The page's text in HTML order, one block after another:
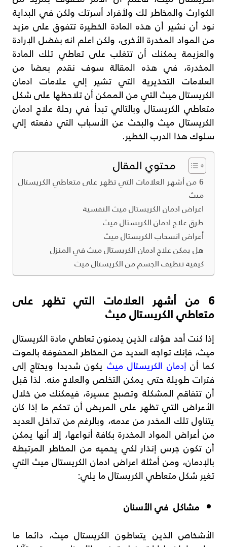
الكوارث والمخاطر لك ولأفراد أسرتك ولكن في البداية
نود أن نشير أن هذه المادة الخطيرة تتفوق على مزيد
من المواد المخدرة الأخرى، ولكن اعلم انه بفضل الإرادة
والعزيمة يمكنك أن تتغلب على تعاطي تلك المادة
المخدرة، في هذه المقالة سوف نقدم بعضا من
العلامات التحذيرية التي تشير إلي علامات ادمان
الكريستال ميث التي من الممكن أن تلاحظها على شكل
متعاطي الكريستال وبالتالي تبدأ في رحلة علاج ادمان
الكريستال ميث والبحث عن الأسباب التي دفعته إلي
سلوك هذا الدرب الخطير.
محتوي المقال
6 من أشهر العلامات التي تظهر على متعاطي الكريستال
ميث
اعراض ادمان الكريستال ميث النفسية
طرق علاج ادمان الكريستال ميث
أعراض انسحاب الكريستال ميث
هل يمكن علاج ادمان الكريستال ميث في المنزل
كيفية تنظيف الجسم من الكريستال ميث
6 من أشهر العلامات التي تظهر على
متعاطي الكريستال ميث
إذا كنت أحد هؤلاء الذين يدمنون تعاطي مادة الكريستال
ميث، فإنك تواجه العديد من المخاطر المحفوفة بالموت
كما أن إدمان الكريستال ميث يكون شديدا ويحتاج إلى
فترات طويلة حتى يمكن التخلص والعلاج منه. لذا قبل
أن تتفاقم المشكلة وتصبح عسيرة، فيمكنك من خلال
الأعراض التي تظهر على المريض أن تحكم ما إذا كان
يتناول تلك المخدر من عدمه، وبالرغم من تداخل العديد
من أعراض المواد المخدرة بكافة أنواعها، إلا أنها يمكن
أن تكون جرس إنذار لكي يحميه من المخاطر المرتبطة
بالإدمان، ومن أمثلة اعراض ادمان الكريستال ميث التي
تغير شكل متعاطي الكريستال ما يلي:
مشاكل في الأسنان
الأشخاص الذين يتعاطون الكريستال ميث، دائما ما